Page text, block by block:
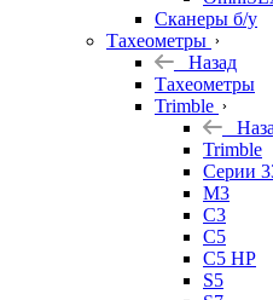
Сканеры б/у
Тахеометры
Назад
Тахеометры
Trimble
Trimble
Серии
M3
C3
C5
C5 HP
S5